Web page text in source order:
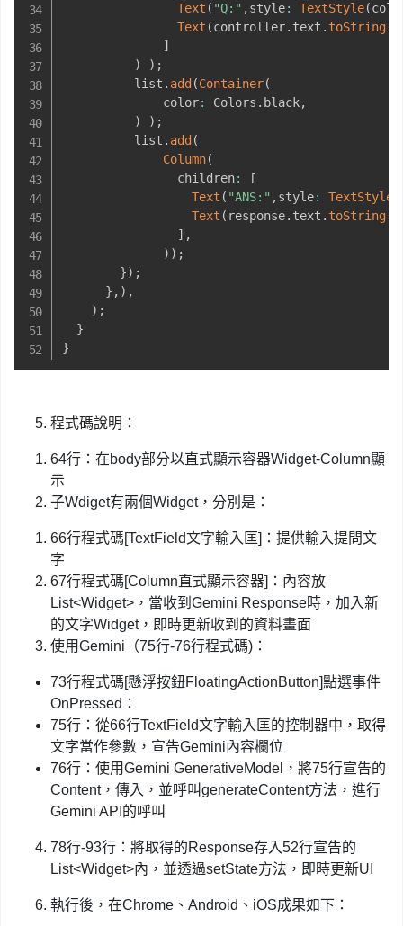
Text ( "Q:" ,style: TextStyle(
Text (controller. text . toString
]
)
) ;
          list
. add (Container(
              color
: Colors . black,
)
) ;
          list
. add (
Column(
                children
:
[
Text ( "ANS:" ,style: TextStyle
Text ( response. text . toString
] ,
) ) ;
}) ;
} , ) ,
) ;
}
}
程式碼說明：
64行：在body部分以直式顯示容器Widget-Column顯
示
子Wdiget有兩個Widget，分別是：
66行程式碼[TextField文字輸入匡]：提供輸入提問文
字
67行程式碼[Column直式顯示容器]：內容放
List<Widget>，當收到Gemini Response時，加入新
的文字Widget，即時更新收到的資料畫面
使用Gemini（75行-76行程式碼)：
73行程式碼[懸浮按鈕FloatingActionButton]點選事件
OnPressed：
75行：從66行TextField文字輸入匡的控制器中，取得
文字當作參數，宣告Gemini內容欄位
76行：使用Gemini GenerativeModel，將75行宣告的
Content，傳入，並呼叫generateContent方法，進行
Gemini API的呼叫
78行-93行：將取得的Response存入52行宣告的
List<Widget>內，並透過setState方法，即時更新UI
執行後，在Chrome、Android、iOS成果如下：